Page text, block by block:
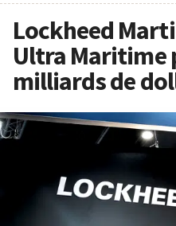
Lockheed
Ultra Maritime
milliards de